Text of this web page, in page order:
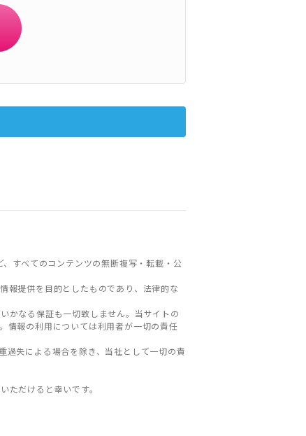
すべてのコンテンツの無断複写・転載・公
報提供を目的としたものであり、法律的な
かなる保証も一切致しません。当サイトの
情報の利用については利用者が一切の責任
過失による場合を除き、当社として一切の責
ただけると幸いです。